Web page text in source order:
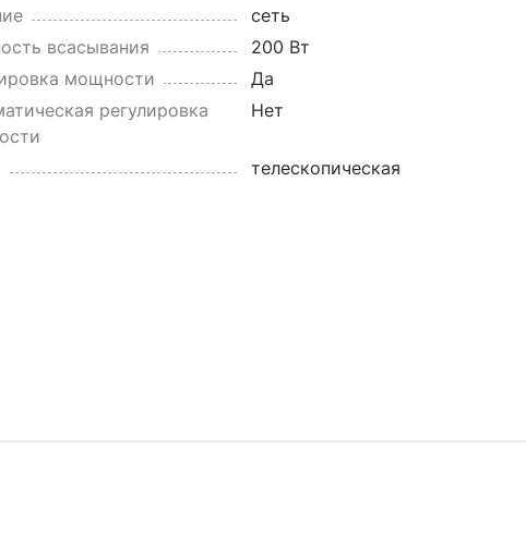
сеть
всасывания
200 Вт
мощности
Да
регулировка
Нет
телескопическая